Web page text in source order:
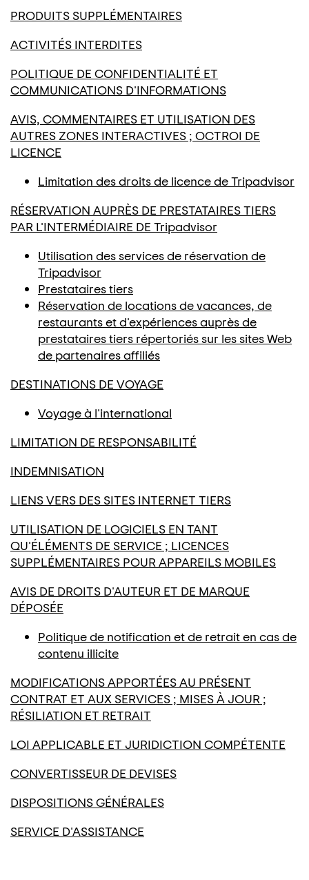
PRODUITS SUPPLÉMENTAIRES
ACTIVITÉS INTERDITES
POLITIQUE DE CONFIDENTIALITÉ ET
COMMUNICATIONS D'INFORMATIONS
AVIS, COMMENTAIRES ET UTILISATION DES
AUTRES ZONES INTERACTIVES ; OCTROI DE
LICENCE
Limitation des droits de licence de Tripadvisor
RÉSERVATION AUPRÈS DE PRESTATAIRES TIERS
PAR L'INTERMÉDIAIRE DE Tripadvisor
Utilisation des services de réservation de
Tripadvisor
Prestataires tiers
Réservation de locations de vacances, de
restaurants et d'expériences auprès de
prestataires tiers répertoriés sur les sites Web
de partenaires affiliés
DESTINATIONS DE VOYAGE
Voyage à l'international
LIMITATION DE RESPONSABILITÉ
INDEMNISATION
LIENS VERS DES SITES INTERNET TIERS
UTILISATION DE LOGICIELS EN TANT
QU'ÉLÉMENTS DE SERVICE ; LICENCES
SUPPLÉMENTAIRES POUR APPAREILS MOBILES
AVIS DE DROITS D'AUTEUR ET DE MARQUE
DÉPOSÉE
Politique de notification et de retrait en cas de
contenu illicite
MODIFICATIONS APPORTÉES AU PRÉSENT
CONTRAT ET AUX SERVICES ; MISES À JOUR ;
RÉSILIATION ET RETRAIT
LOI APPLICABLE ET JURIDICTION COMPÉTENTE
CONVERTISSEUR DE DEVISES
DISPOSITIONS GÉNÉRALES
SERVICE D'ASSISTANCE